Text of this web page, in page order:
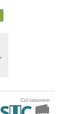
Col·laborem